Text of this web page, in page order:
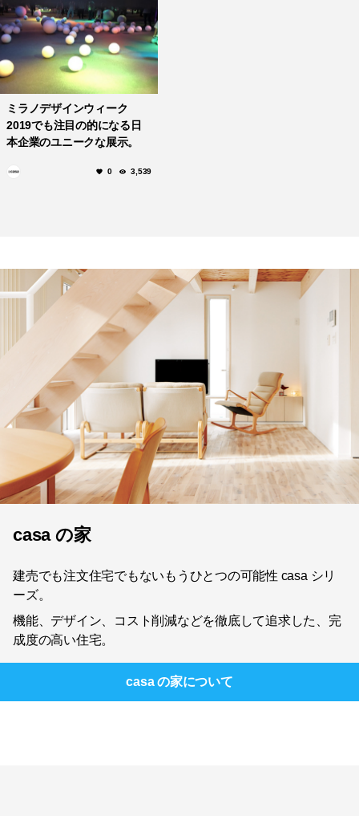
ミラノデザインウィーク
2019でも注目の的になる日
本企業のユニークな展示。
0 3,539
casa の家
建売でも注文住宅でもないもうひとつの可能性 casa シリ
ーズ。
機能、デザイン、コスト削減などを徹底して追求した、完
成度の高い住宅。
casa の家について